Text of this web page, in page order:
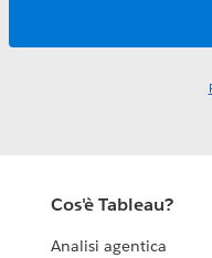
Cos'è Tableau?
Analisi agentica